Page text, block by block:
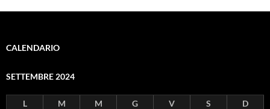
CALENDARIO
SETTEMBRE 2024
L M M G V S
D